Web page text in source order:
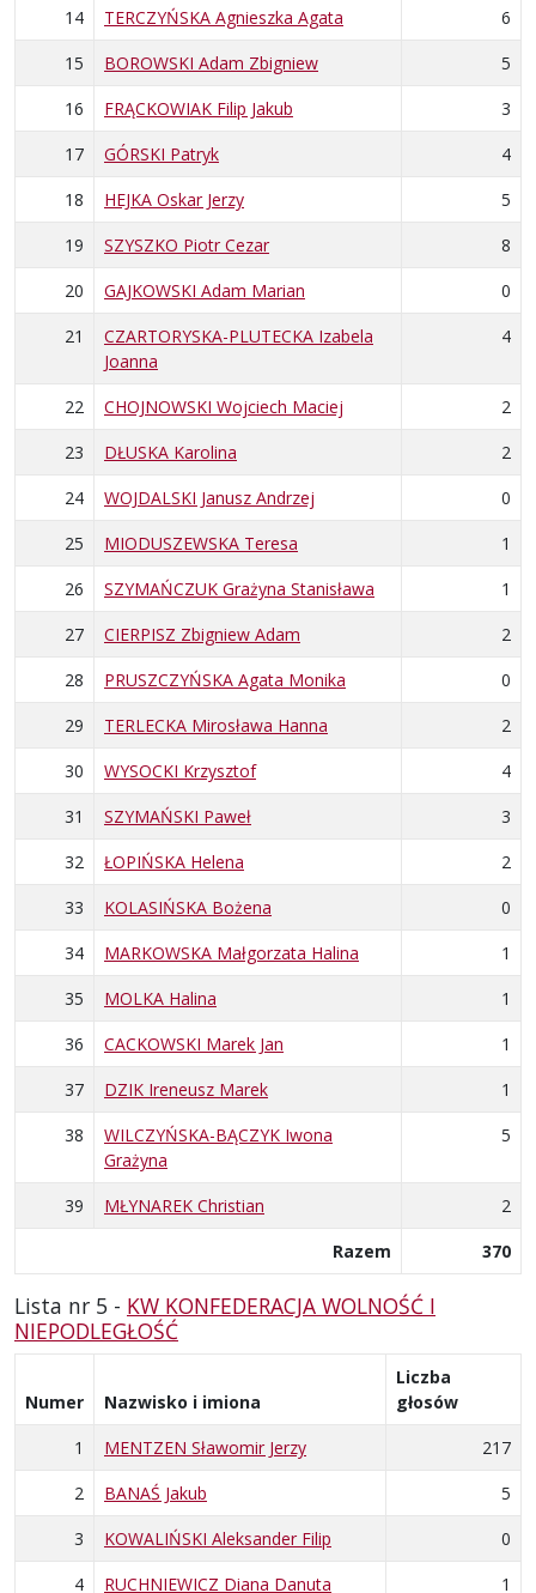
14
TERCZYŃSKA Agnieszka Agata
6
15
BOROWSKI Adam Zbigniew
5
16
FRĄCKOWIAK Filip Jakub
3
17
GÓRSKI Patryk
4
18
HEJKA Oskar Jerzy
5
19
SZYSZKO Piotr Cezar
8
20
GAJKOWSKI Adam Marian
0
21
CZARTORYSKA-PLUTECKA Izabela
Joanna
4
22 CHOJNOWSKI Wojciech Maciej
2
23
DŁUSKA Karolina
2
24
WOJDALSKI Janusz Andrzej
0
25
MIODUSZEWSKA Teresa
1
26
SZYMAŃCZUK Grażyna Stanisława
1
27
CIERPISZ Zbigniew Adam
2
28
PRUSZCZYŃSKA Agata Monika
0
29
TERLECKA Mirosława Hanna
2
30
WYSOCKI Krzysztof
4
31
SZYMAŃSKI Paweł
3
32
ŁOPIŃSKA Helena
2
33
KOLASIŃSKA Bożena
0
34
MARKOWSKA Małgorzata Halina
1
35
MOLKA Halina
1
36
CACKOWSKI Marek Jan
1
37
DZIK Ireneusz Marek
1
38
WILCZYŃSKA-BĄCZYK Iwona
Grażyna
5
39 MŁYNAREK Christian
2
Razem
370
Lista nr 5 - KW KONFEDERACJA WOLNOŚĆ I
NIEPODLEGŁOŚĆ
Numer Nazwisko i imiona
Liczba
głosów
1
MENTZEN Sławomir Jerzy
217
2
BANAŚ Jakub
5
3
KOWALIŃSKI Aleksander Filip
0
4
RUCHNIEWICZ Diana Danuta 1